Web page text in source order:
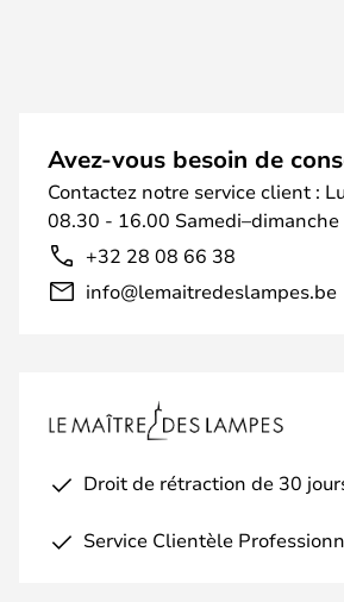
Avez-vous besoin de
Contactez notre service client :
08.30 - 16.00 Samedi–dimanche
+32 28 08 66 38
info@lemaitredeslampes.be
Droit de rétraction de 30
Service Clientèle